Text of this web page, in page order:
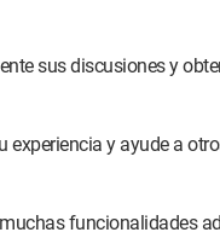
sus discusiones y
experiencia y ayude a
funcionalidades